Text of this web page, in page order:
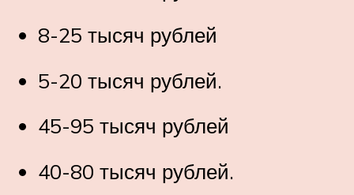
8-25 тысяч рублей
5-20 тысяч рублей.
45-95 тысяч рублей
40-80 тысяч рублей.